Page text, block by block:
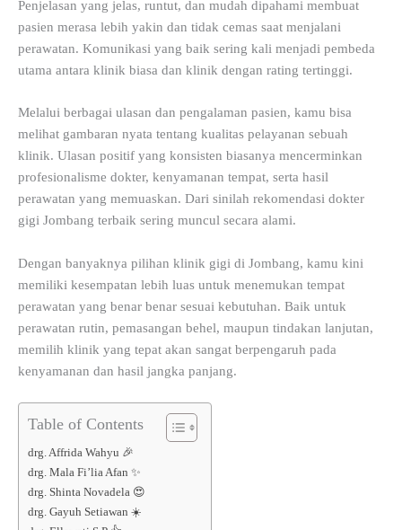
Penjelasan yang jelas, runtut, dan mudah dipahami membuat
pasien merasa lebih yakin dan tidak cemas saat menjalani
perawatan. Komunikasi yang baik sering kali menjadi pembeda
utama antara klinik biasa dan klinik dengan rating tertinggi.
Melalui berbagai ulasan dan pengalaman pasien, kamu bisa
melihat gambaran nyata tentang kualitas pelayanan sebuah
klinik. Ulasan positif yang konsisten biasanya mencerminkan
profesionalisme dokter, kenyamanan tempat, serta hasil
perawatan yang memuaskan. Dari sinilah rekomendasi dokter
gigi Jombang terbaik sering muncul secara alami.
Dengan banyaknya pilihan klinik gigi di Jombang, kamu kini
memiliki kesempatan lebih luas untuk menemukan tempat
perawatan yang benar benar sesuai kebutuhan. Baik untuk
perawatan rutin, pemasangan behel, maupun tindakan lanjutan,
memilih klinik yang tepat akan sangat berpengaruh pada
kenyamanan dan hasil jangka panjang.
Table of Contents
drg. Affrida Wahyu 🎉
drg. Mala Fi’lia Afan ✨
drg. Shinta Novadela 😍
drg. Gayuh Setiawan ☀️